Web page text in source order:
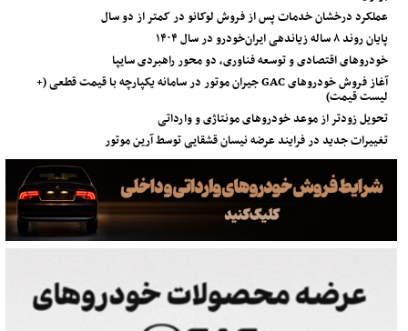
عملکرد درخشان خدمات پس از فروش لوکانو در کمتر از دو سال
پایان روند ۸ ساله زیاندهی ایران‌خودرو در سال ۱۴۰۴
خودروهای اقتصادی و توسعه فناوری، دو محور راهبردی سایپا
آغاز فروش خودروهای GAC جیران موتور در سامانه یکپارچه با قیمت قطعی (+
لیست قیمت)
تحویل زودتر از موعد خودروهای مونتاژی و وارداتی
تغییرات جدید در فرایند عرضه نیسان قشقایی توسط آرین موتور